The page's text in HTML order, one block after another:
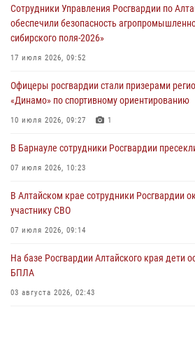
акции «Коробка храбрости»
Сотрудники Росгвардии провели встречу с
03 июля 2026, 04:03
Управление Росгвардии по Алтайскому
02 июля 2026, 00:55
Алтайскому краю подведены итоги «прямой
01 июля 2026, 07:49
Сотрудники Управления Росгвардии по
обеспечили безопасность
сибирского поля-2026»
17 июля 2026, 09:52
Офицеры росгвардии стали призерами
«Динамо» по спортивному ориентированию
10 июля 2026, 09:27 1
В Барнауле сотрудники Росгвардии
07 июля 2026, 10:23
В Алтайском крае сотрудники Росгвардии
участнику СВО
07 июля 2026, 09:14
На базе Росгвардии Алтайского края дети
БПЛА
03 августа 2026, 02:43